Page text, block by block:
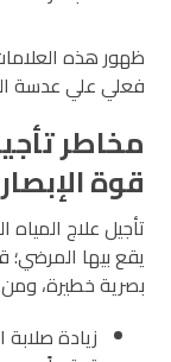
ظهور هذه
فعلي علي عدسة
مخاطر
قوة الإبصار
تأجيل علاج
يقع بيها
بصرية خطيرة، ومن
زيادة